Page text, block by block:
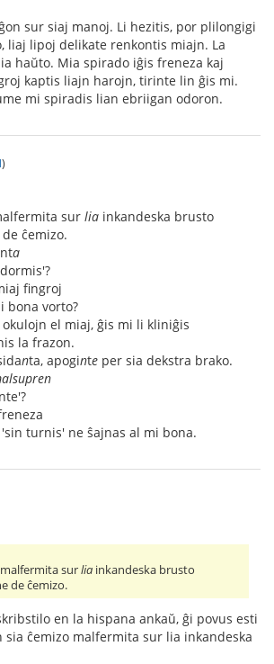
sur siaj manoj. Li hezitis, por plilongigi
liaj lipoj delikate renkontis miajn. La
haŭto. Mia spirado iĝis freneza kaj
kaptis liajn harojn, tirinte lin ĝis mi.
mi spiradis lian ebriigan odoron.
)
sur lia inkandeska brusto
ĉemizo.
a
fingroj
bona vorto?
el miaj, ĝis mi li kliniĝis
la frazon.
nta, apoginte per sia dekstra brako.
turnis' ne ŝajnas al mi bona.
malfermita surlia inkandeska brusto
de ĉemizo.
en la hispana ankaŭ, ĝi povus esti
sia ĉemizo malfermita sur lia inkandeska